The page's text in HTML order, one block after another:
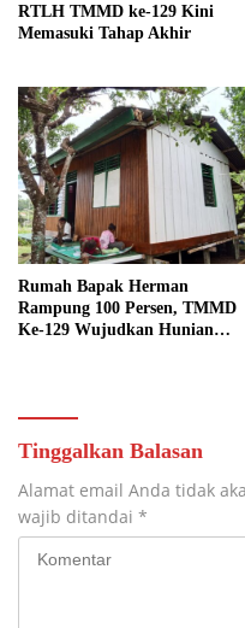
RTLH TMMD ke-129 Kini
Memasuki Tahap Akhir
Rumah Bapak Herman
Rampung 100 Persen, TMMD
Ke-129 Wujudkan Hunian
Tinggalkan Balasan
Alamat email Anda tidak
wajib ditandai *